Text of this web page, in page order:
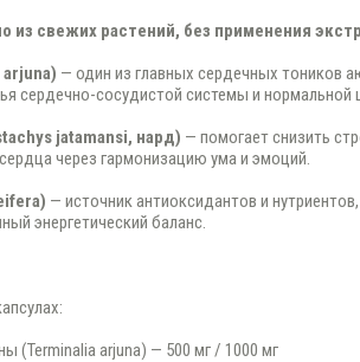
из свежих растений, без применения
— один из главных сердечных тоников
сердечно-сосудистой системы и нормальной
jatamansi, нард) — помогает снизить
через гармонизацию ума и эмоций.
— источник антиоксидантов и
энергетический баланс.
(Terminalia arjuna) — 500 мг / 1000 мг